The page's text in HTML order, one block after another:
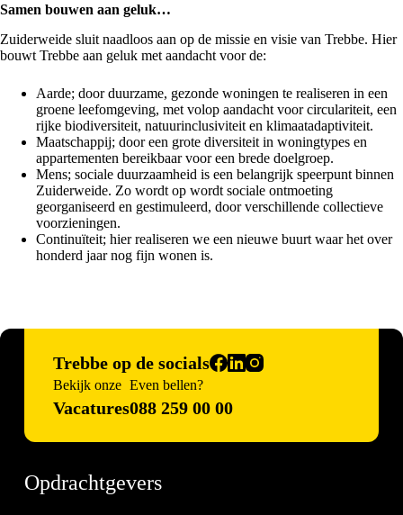
Samen bouwen aan geluk…
Zuiderweide sluit naadloos aan op de missie en visie van Trebbe. Hier
bouwt Trebbe aan geluk met aandacht voor de:
Aarde; door duurzame, gezonde woningen te realiseren in een
groene leefomgeving, met volop aandacht voor circulariteit, een
rijke biodiversiteit, natuurinclusiviteit en klimaatadaptiviteit.
Maatschappij; door een grote diversiteit in woningtypes en
appartementen bereikbaar voor een brede doelgroep.
Mens; sociale duurzaamheid is een belangrijk speerpunt binnen
Zuiderweide. Zo wordt op wordt sociale ontmoeting
georganiseerd en gestimuleerd, door verschillende collectieve
voorzieningen.
Continuïteit; hier realiseren we een nieuwe buurt waar het over
honderd jaar nog fijn wonen is.
Trebbe op de socials
Bekijk onze
Vacatures
Even bellen?
088 259 00 00
Opdrachtgevers